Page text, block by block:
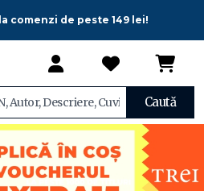
comenzi de peste 149 lei!
Caută